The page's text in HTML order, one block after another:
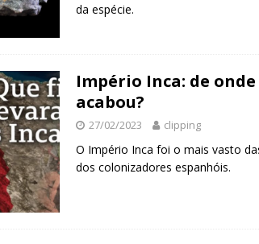
da espécie.
Império Inca: de
acabou?
27/02/2023 clipping
O Império Inca foi o mais vasto
dos colonizadores espanhóis.